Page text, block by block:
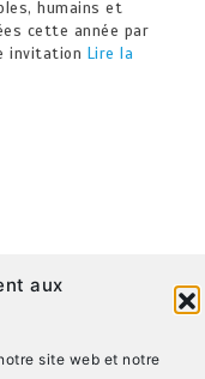
aux
site web et notre
humains et
cette année par
invitation Lire la